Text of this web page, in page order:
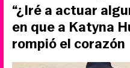
“¿Iré a actuar
en que a Katyna
rompió el corazón